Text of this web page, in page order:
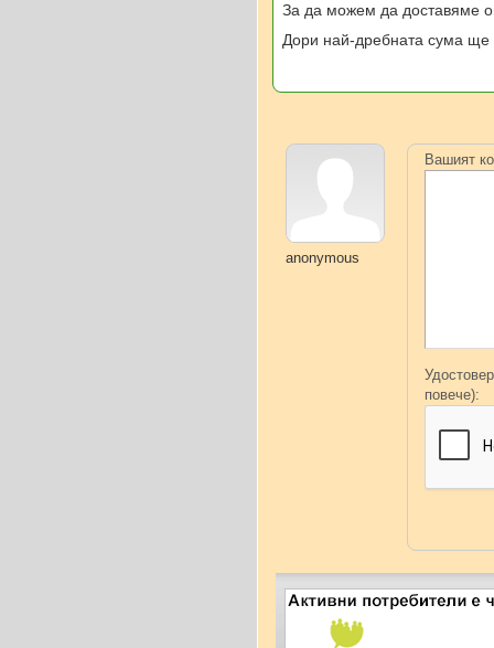
За да можем да доставяме
Дори най-дребната сума
anonymous
Вашият
повече):